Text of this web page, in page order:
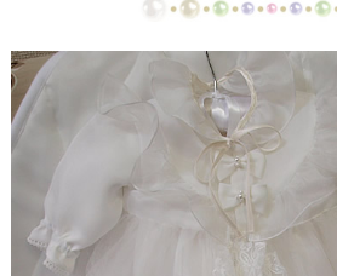
【ドレス・タキシードリメイク
【ドレスリメイク】スカートとシ
【ドレスリメイク】レースのベビ